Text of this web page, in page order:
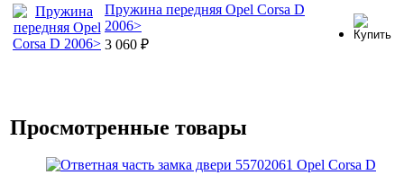
Пружина передняя Opel Corsa D
2006>
3 060 ₽
Просмотренные товары